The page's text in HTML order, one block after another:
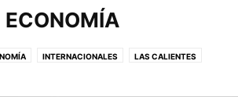
ECONOMÍA
INTERNACIONALES LAS CALIENTES